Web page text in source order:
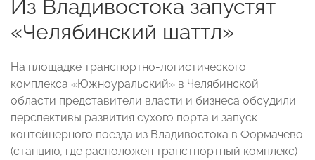
Из Владивостока запустят
«Челябинский шаттл»
На площадке транспортно-логистического
комплекса «Южноуральский» в Челябинской
области представители власти и бизнеса обсудили
перспективы развития сухого порта и запуск
контейнерного поезда из Владивостока в Формачево
(станцию, где расположен транстпортный комплекс)